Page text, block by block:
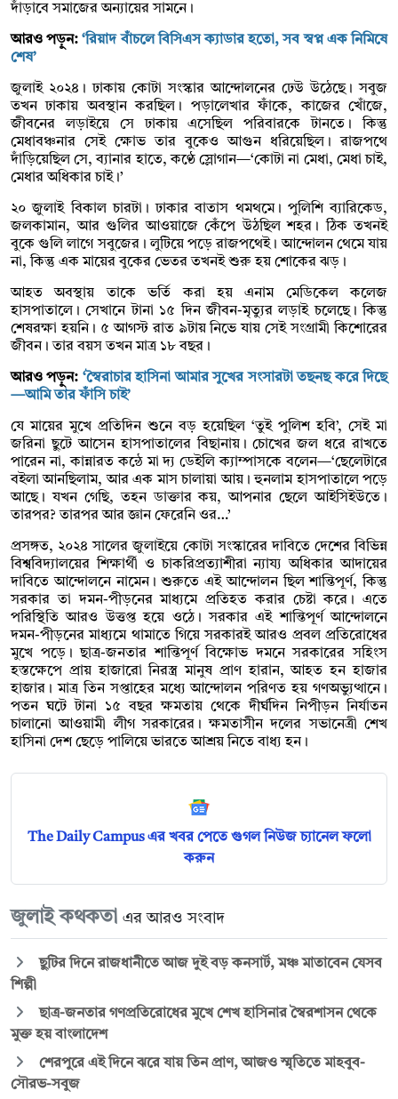
দাঁড়াবে সমাজের অন্যায়ের সামনে।
আরও পড়ুন:‘রিয়াদ বাঁচলে বিসিএস ক্যাডার হতো, সব স্বপ্ন এক নিমিষে
শেষ’
জুলাই ২০২৪। ঢাকায় কোটা সংস্কার আন্দোলনের ঢেউ উঠেছে। সবুজ
তখন ঢাকায় অবস্থান করছিল। পড়ালেখার ফাঁকে, কাজের খোঁজে,
জীবনের লড়াইয়ে সে ঢাকায় এসেছিল পরিবারকে টানতে। কিন্তু
মেধাবঞ্চনার সেই ক্ষোভ তার বুকেও আগুন ধরিয়েছিল। রাজপথে
দাঁড়িয়েছিল সে, ব্যানার হাতে, কণ্ঠে স্লোগান—‘কোটা না মেধা, মেধা চাই,
মেধার অধিকার চাই।’
২০ জুলাই বিকাল চারটা। ঢাকার বাতাস থমথমে। পুলিশি ব্যারিকেড,
জলকামান, আর গুলির আওয়াজে কেঁপে উঠছিল শহর। ঠিক তখনই
বুকে গুলি লাগে সবুজের। লুটিয়ে পড়ে রাজপথেই। আন্দোলন থেমে যায়
না, কিন্তু এক মায়ের বুকের ভেতর তখনই শুরু হয় শোকের ঝড়।
আহত অবস্থায় তাকে ভর্তি করা হয় এনাম মেডিকেল কলেজ
হাসপাতালে। সেখানে টানা ১৫ দিন জীবন-মৃত্যুর লড়াই চলেছে। কিন্তু
শেষরক্ষা হয়নি। ৫ আগস্ট রাত ৯টায় নিভে যায় সেই সংগ্রামী কিশোরের
জীবন। তার বয়স তখন মাত্র ১৮ বছর।
আরও পড়ুন: ‘স্বৈরাচার হাসিনা আমার সুখের সংসারটা তছনছ করে দিছে
—আমি তার ফাঁসি চাই’
যে মায়ের মুখে প্রতিদিন শুনে বড় হয়েছিল ‘তুই পুলিশ হবি’, সেই মা
জরিনা ছুটে আসেন হাসপাতালের বিছানায়। চোখের জল ধরে রাখতে
পারেন না, কান্নারত কন্ঠে মা দ্য ডেইলি ক্যাম্পাসকে বলেন—‘ছেলেটারে
বইলা আনছিলাম, আর এক মাস চালায়া আয়। হুনলাম হাসপাতালে পড়ে
আছে। যখন গেছি, তহন ডাক্তার কয়, আপনার ছেলে আইসিইউতে।
তারপর? তারপর আর জ্ঞান ফেরেনি ওর…’
প্রসঙ্গত, ২০২৪ সালের জুলাইয়ে কোটা সংস্কারের দাবিতে দেশের বিভিন্ন
বিশ্ববিদ্যালয়ের শিক্ষার্থী ও চাকরিপ্রত্যাশীরা ন্যায্য অধিকার আদায়ের
দাবিতে আন্দোলনে নামেন। শুরুতে এই আন্দোলন ছিল শান্তিপূর্ণ, কিন্তু
সরকার তা দমন-পীড়নের মাধ্যমে প্রতিহত করার চেষ্টা করে। এতে
পরিস্থিতি আরও উত্তপ্ত হয়ে ওঠে। সরকার এই শান্তিপূর্ণ আন্দোলনে
দমন-পীড়নের মাধ্যমে থামাতে গিয়ে সরকারই আরও প্রবল প্রতিরোধের
মুখে পড়ে। ছাত্র-জনতার শান্তিপূর্ণ বিক্ষোভ দমনে সরকারের সহিংস
হস্তক্ষেপে প্রায় হাজারো নিরস্ত্র মানুষ প্রাণ হারান, আহত হন হাজার
হাজার। মাত্র তিন সপ্তাহের মধ্যে আন্দোলন পরিণত হয় গণঅভ্যুত্থানে।
পতন ঘটে টানা ১৫ বছর ক্ষমতায় থেকে দীর্ঘদিন নিপীড়ন নির্যাতন
চালানো আওয়ামী লীগ সরকারের। ক্ষমতাসীন দলের সভানেত্রী শেখ
হাসিনা দেশ ছেড়ে পালিয়ে ভারতে আশ্রয় নিতে বাধ্য হন।
The Daily Campus এর খবর পেতে গুগল নিউজ চ্যানেল ফলো
করুন
জুলাই কথকতা এর আরও সংবাদ
ছুটির দিনে রাজধানীতে আজ দুই বড় কনসার্ট, মঞ্চ মাতাবেন যেসব
শিল্পী
ছাত্র-জনতার গণপ্রতিরোধের মুখে শেখ হাসিনার স্বৈরশাসন থেকে
মুক্ত হয় বাংলাদেশ
শেরপুরে এই দিনে ঝরে যায় তিন প্রাণ, আজও স্মৃতিতে মাহবুব-
সৌরভ-সবুজ